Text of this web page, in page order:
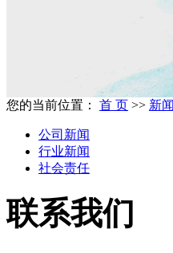
您的当前位置： 首 页 >> 新
公司新闻
行业新闻
社会责任
联系我们